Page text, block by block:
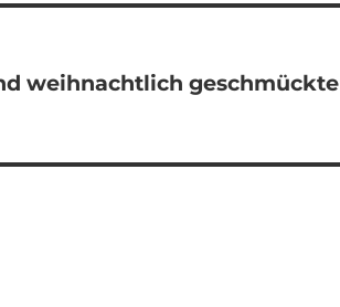
weihnachtlich geschmückte